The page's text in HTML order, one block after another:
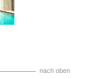
nach oben